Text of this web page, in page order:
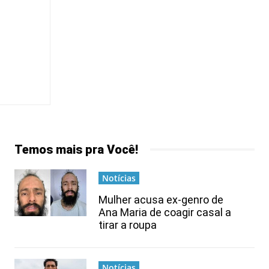
Temos mais pra Você!
Notícias
Mulher acusa ex-genro de
Ana Maria de coagir casal a
tirar a roupa